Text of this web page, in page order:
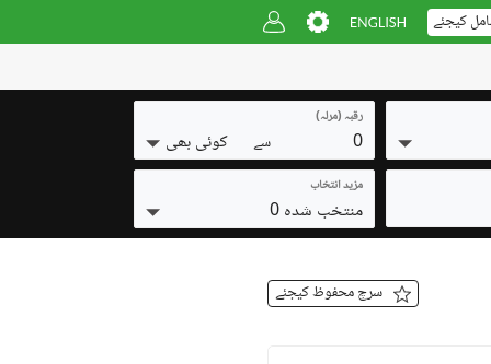
کیجئے
رقبہ (مرلہ)
0 سے کوئی بھی
مزید انتخاب
منتخب شدہ 0
سرچ محفوظ کیجئے